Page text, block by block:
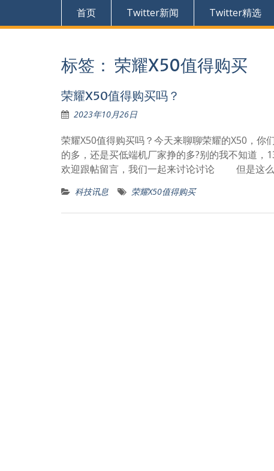
首页 Twitter新闻 Twitter精选
标签： 荣耀X50值得购买
荣耀X50值得购买吗？
2023年10月26日
荣耀X50值得购买吗？今天来聊聊荣耀的X50，你
的多，还是买低端机厂家挣的多?别的我不知道
欢迎跟帖留言，我们一起来讨论讨论 但是这么
科技讯息 荣耀X50值得购买